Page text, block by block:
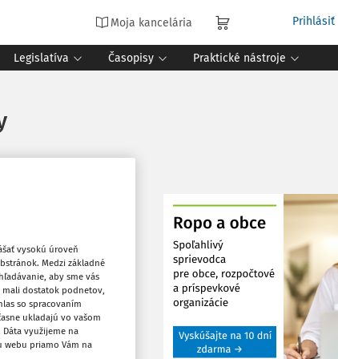
Moja kancelária Prihlásiť
Legislatíva Časopisy Praktické nástroje
Obľúbené
Stiahnuť
vysokú úroveň
Medzi základné
aby sme vás
dostatok podnetov,
so spracovaním
ukladajú vo vašom
využijeme na
webu priamo Vám na